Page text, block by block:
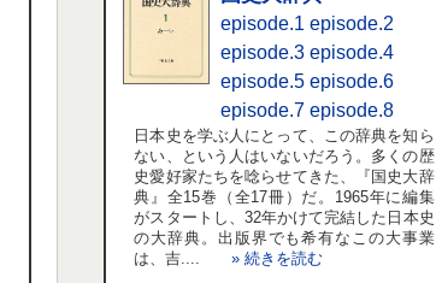
episode.1 episode.2
episode.3 episode.4
episode.5 episode.6
episode.7 episode.8
日本史を学ぶ人にとって、この辞典を知ら
ない、という人はいないだろう。多くの歴
史愛好家たちを唸らせてきた、『国史大辞
典』全15巻（全17冊）だ。1965年に編集
がスタートし、32年かけて完結した日本史
の大辞典。出版界でも希有なこの大事業
は、吉....» 続きを読む